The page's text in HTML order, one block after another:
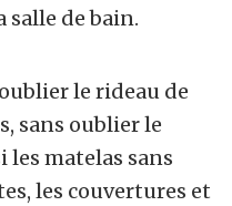
salle de bain.
le rideau de
sans oublier le
les matelas sans
les couvertures et